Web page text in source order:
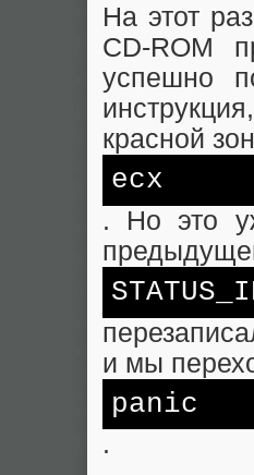
На этот
CD-ROM
успешно
красной
ecx
. Но это
и мы
panic
.